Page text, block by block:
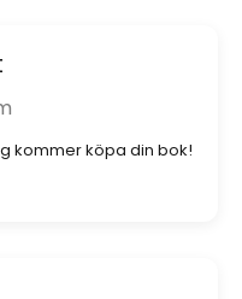
kommer köpa din bok!